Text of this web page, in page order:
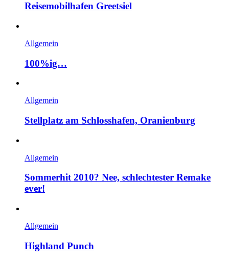
Reisemobilhafen Greetsiel
Allgemein
100%ig…
Allgemein
Stellplatz am Schlosshafen, Oranienburg
Allgemein
Sommerhit 2010? Nee, schlechtester Remake
ever!
Allgemein
Highland Punch